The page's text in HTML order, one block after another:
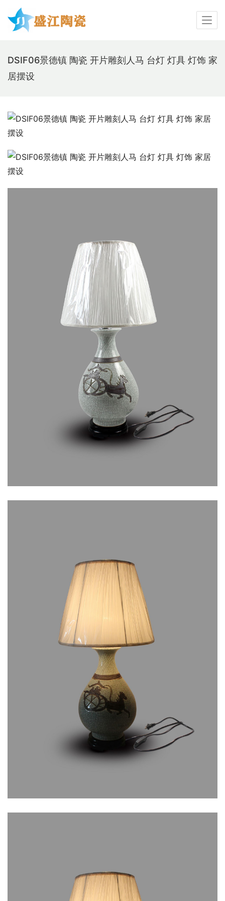
DSIF06景德镇 陶瓷 开片雕刻人马 台灯 灯具 灯饰 家
居摆设